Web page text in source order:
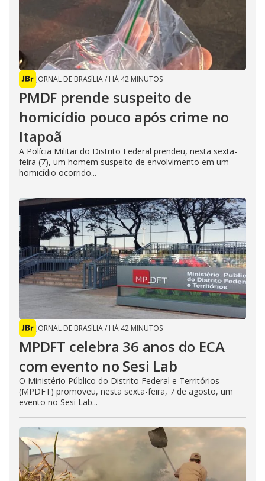
JORNAL DE BRASÍLIA/ HÁ 42 MINUTOS
PMDF prende suspeito de
homicídio pouco após crime no
Itapoã
A Polícia Militar do Distrito Federal prendeu, nesta sexta-
feira (7), um homem suspeito de envolvimento em um
homicídio ocorrido...
JORNAL DE BRASÍLIA/ HÁ 42 MINUTOS
MPDFT celebra 36 anos do ECA
com evento no Sesi Lab
O Ministério Público do Distrito Federal e Territórios
(MPDFT) promoveu, nesta sexta-feira, 7 de agosto, um
evento no Sesi Lab...